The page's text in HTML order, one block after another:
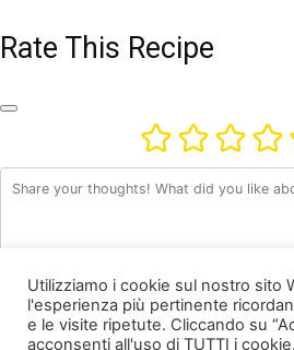
Utilizziamo i cookie sul nostro sito
l'esperienza più pertinente
e le visite ripetute. Cliccando su
acconsenti all'uso di TUTTI i
Rate This Recipe